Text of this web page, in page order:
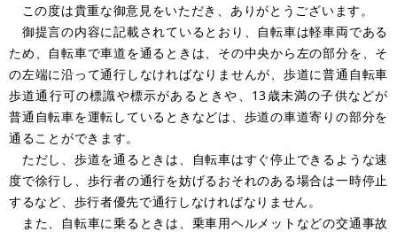
この度は貴重な御意見をいただき、ありがとうございます。
御提言の内容に記載されているとおり、自転車は軽車両である
ため、自転車で車道を通るときは、その中央から左の部分を、そ
の左端に沿って通行しなければなりませんが、歩道に普通自転車
歩道通行可の標識や標示があるときや、13歳未満の子供などが
普通自転車を運転しているときなどは、歩道の車道寄りの部分を
通ることができます。
ただし、歩道を通るときは、自転車はすぐ停止できるような速
度で徐行し、歩行者の通行を妨げるおそれのある場合は一時停止
するなど、歩行者優先で通行しなければなりません。
また、自転車に乗るときは、乗車用ヘルメットなどの交通事故